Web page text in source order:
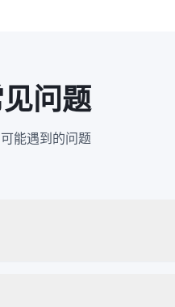
问题
能遇到的问题